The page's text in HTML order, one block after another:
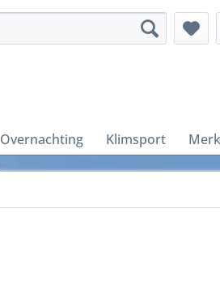
Overnachting Klimsport